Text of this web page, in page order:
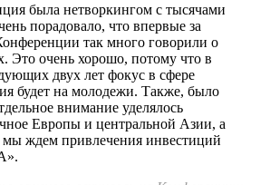
была нетворкингом с тысячами
порадовало, что впервые за
так много говорили о
Это очень хорошо, потому что в
двух лет фокус в сфере
будет на молодежи. Также, было
внимание уделялось
Европы и центральной Азии, а
мы ждем привлечения инвестиций